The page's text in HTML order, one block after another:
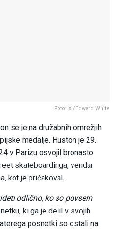
Foto: X /Edward White
se je na družabnih omrežjih
medalje. Huston je 29.
v Parizu osvojil bronasto
skateboardinga, vendar
kot je pričakoval.
odlično, ko so povsem
ki ga je delil v svojih
posnetki so ostali na